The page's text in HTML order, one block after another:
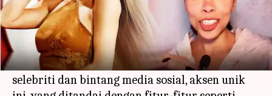
Apa ceritanya
TikTok kini membentuk cara orang berbicara
dengan tren linguistik baru yang disebut
"TikTalk." Dibentuk oleh pengaruh para
selebriti dan bintang media sosial, aksen unik